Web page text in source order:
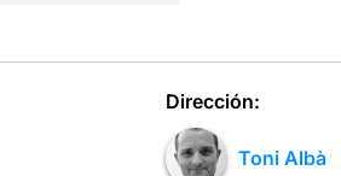
Dirección:
Toni Albà